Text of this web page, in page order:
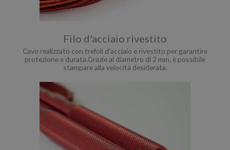
Filo d'acciaio rivestito
Cavo realizzato con trefoli d'acciaio e rivestito per garantire
protezione e durata.Grazie al diametro di 2 mm, è possibile
stampare alla velocità desiderata.